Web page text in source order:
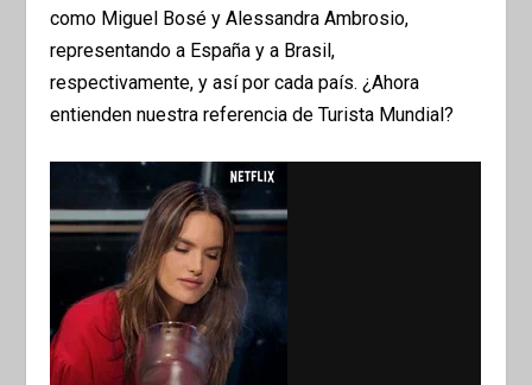
como Miguel Bosé y Alessandra Ambrosio,
representando a España y a Brasil,
respectivamente, y así por cada país. ¿Ahora
entienden nuestra referencia de Turista Mundial?